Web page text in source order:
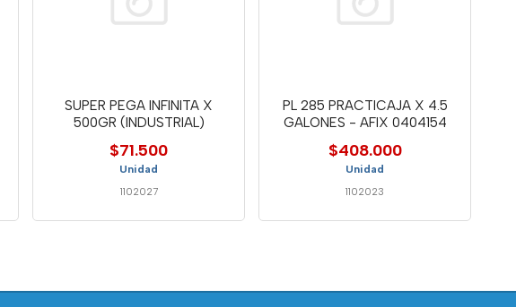
SUPER PEGA INFINITA X
500GR (INDUSTRIAL)
$71.500
Unidad
1102027
PL 285 PRACTICAJA X 4.5
GALONES - AFIX 0404154
$408.000
Unidad
1102023